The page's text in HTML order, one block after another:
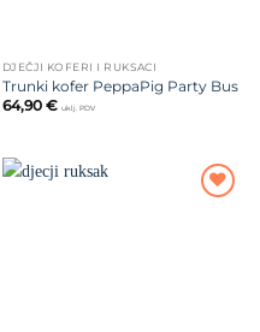
DJEČJI KOFERI I RUKSACI
Trunki kofer PeppaPig Party Bus
64,90 € uklj. PDV